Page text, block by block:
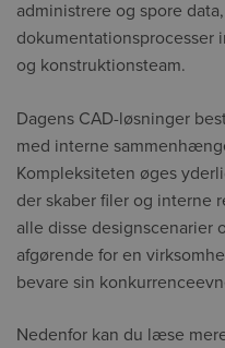
administrere og spore
dokumentationsprocesser
og konstruktionsteam.
Dagens CAD-løsninger
med interne
Kompleksiteten øges
der skaber filer og interne
alle disse designscenarier
afgørende for en
bevare sin
Nedenfor kan du læse